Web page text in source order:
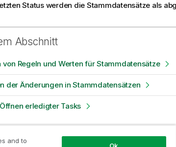
Status werden die Stammdatensätze als
Abschnitt
von Regeln und Werten für Stammdatensätze
der Änderungen in Stammdatensätzen
erledigter Tasks
and to